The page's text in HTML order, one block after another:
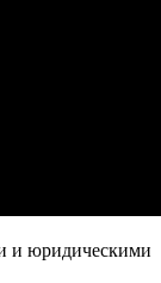
и юридическими